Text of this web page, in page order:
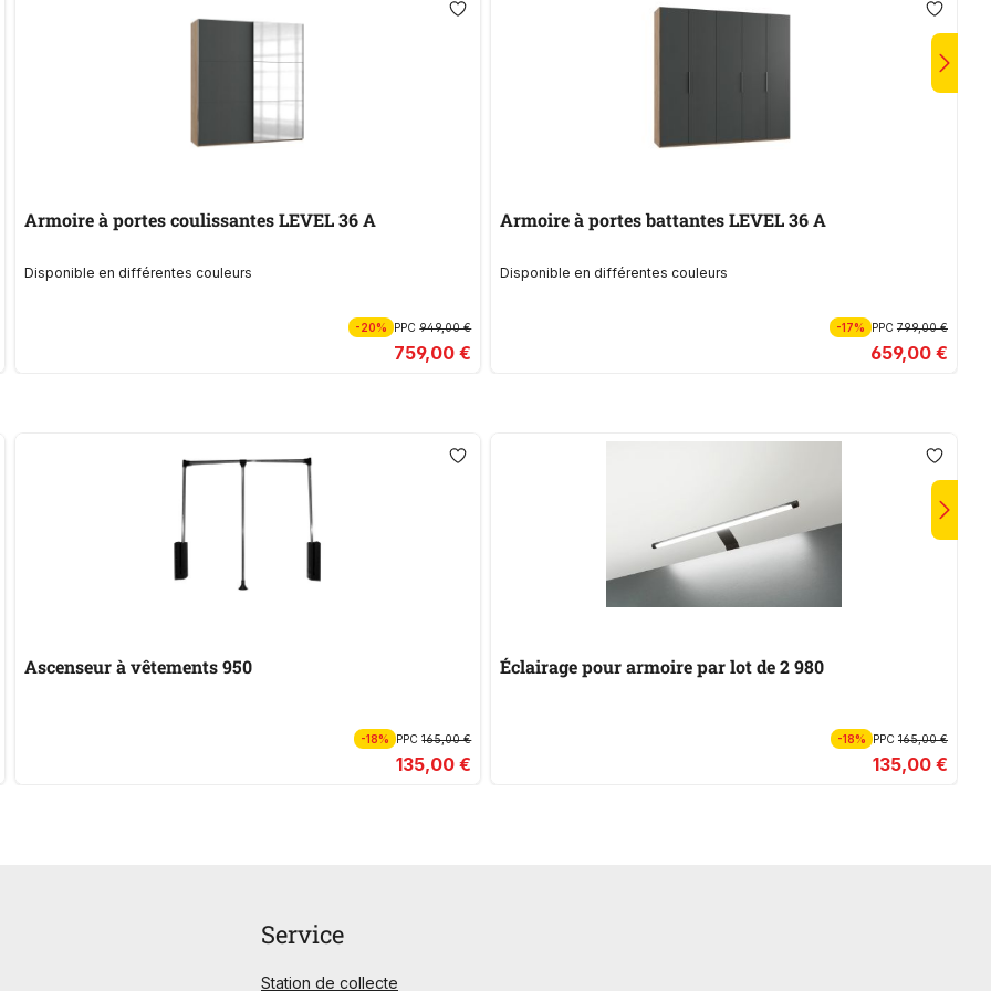
Armoire à portes coulissantes LEVEL 36 A
Disponible en différentes couleurs
-20% PPC949,00 €
759,00 €
Armoire à portes battantes LEVEL 36 A
Disponible en différentes couleurs
-17% PPC 799,00 €
659,00 €
Ascenseur à vêtements 950
-18% PPC165,00 €
135,00 €
Éclairage pour armoire par lot de 2 980
-18% PPC 165,00 €
135,00 €
Service
Station de collecte